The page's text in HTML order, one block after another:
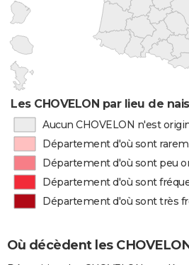
Les CHOVELON par lieu de
Aucun CHOVELON n'est
Département d'où sont
Département d'où sont peu
Département d'où sont
Département d'où sont très
Où décèdent les